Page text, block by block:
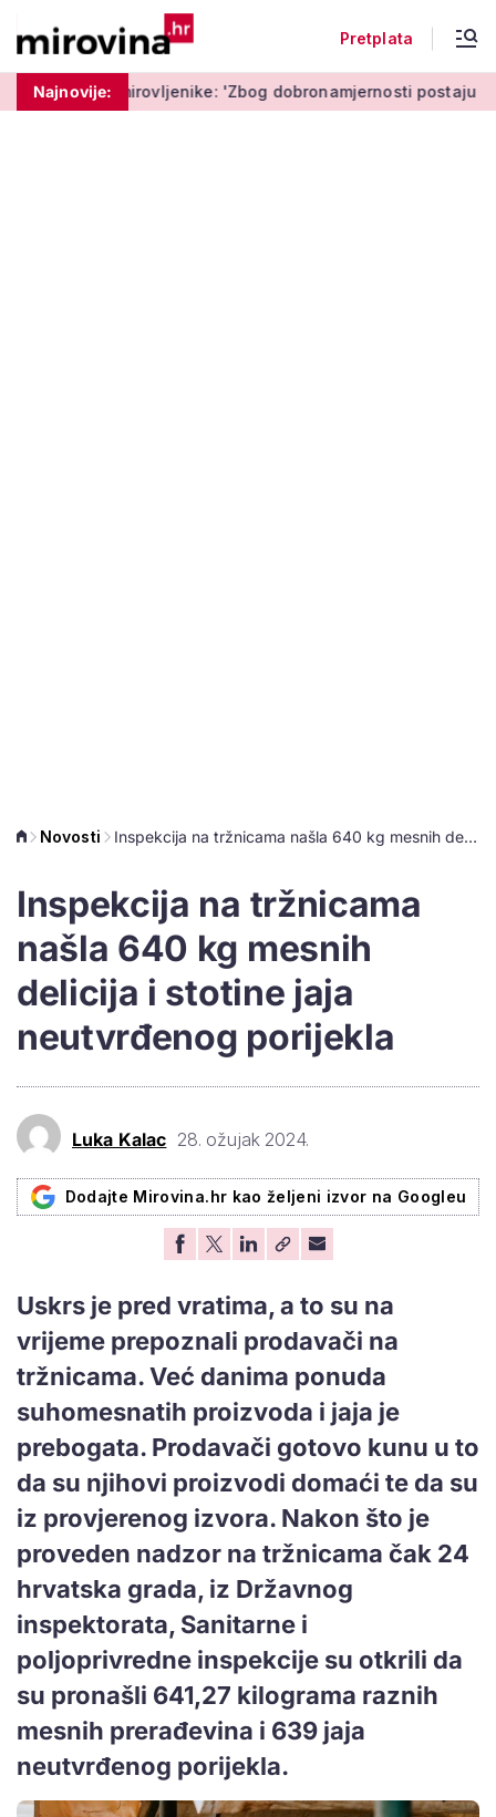
Pretplata
Najnovije:'Zbog dobronamjernosti postaju meta prijevare'
Novosti Inspekcija na tržnicama našla 640 kg mesnih delicija i stotine jaja neutvrđenog porijekla
Inspekcija na tržnicama
našla 640 kg mesnih
delicija i stotine jaja
neutvrđenog porijekla
Luka Kalac 28. ožujak 2024.
Dodajte Mirovina.hr kao željeni izvor na Googleu
Uskrs je pred vratima, a to su na
vrijeme prepoznali prodavači na
tržnicama. Već danima ponuda
suhomesnatih proizvoda i jaja je
prebogata. Prodavači gotovo kunu u to
da su njihovi proizvodi domaći te da su
iz provjerenog izvora. Nakon što je
proveden nadzor na tržnicama čak 24
hrvatska grada, iz Državnog
inspektorata, Sanitarne i
poljoprivredne inspekcije su otkrili da
su pronašli 641,27 kilograma raznih
mesnih prerađevina i 639 jaja
neutvrđenog porijekla.